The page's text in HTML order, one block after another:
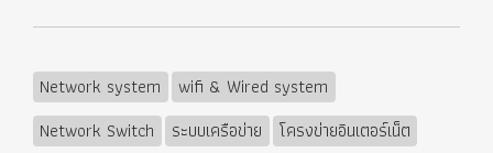
Network system
wifi & Wired system
Network Switch
ระบบเครือข่าย
โครงข่ายอินเตอร์เน็ต